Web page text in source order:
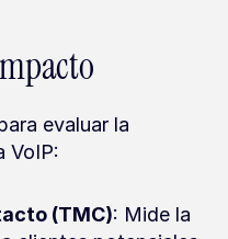
evaluar la
VoIP:
(TMC): Mide la